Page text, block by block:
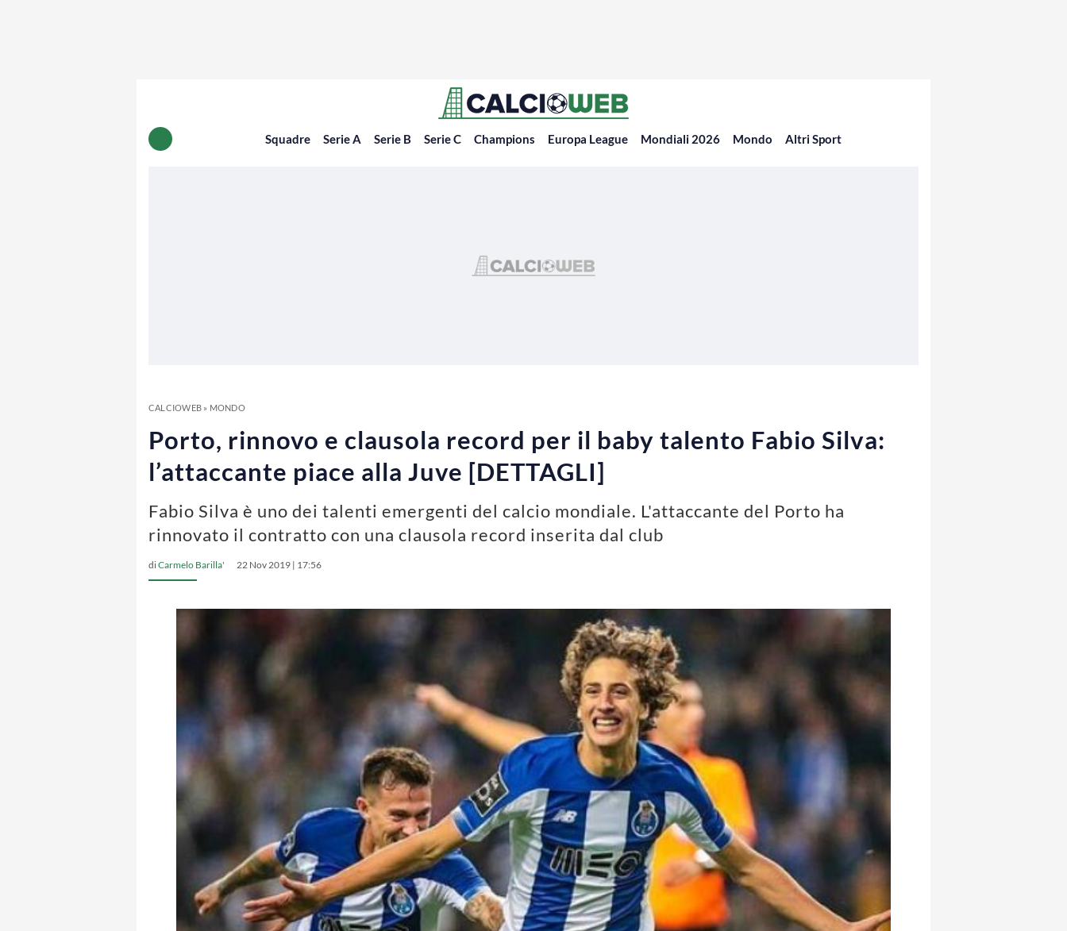
Squadre Serie A Serie B Serie C Champions Europa League Mondiali 2026 Mondo Altri Sport
CALCIOWEB» MONDO
Porto, rinnovo e clausola record per il baby talento Fabio Silva:
l’attaccante piace alla Juve [DETTAGLI]
Fabio Silva è uno dei talenti emergenti del calcio mondiale. L'attaccante del Porto ha
rinnovato il contratto con una clausola record inserita dal club
diCarmelo Barilla' 22 Nov 2019 | 17:56